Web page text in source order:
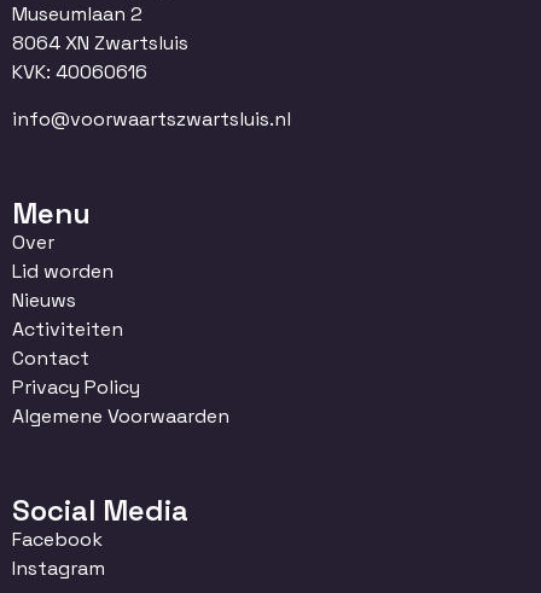
Museumlaan 2
8064 XN Zwartsluis
KVK: 40060616
info@voorwaartszwartsluis.nl
Menu
Over
Lid worden
Nieuws
Activiteiten
Contact
Privacy Policy
Algemene Voorwaarden
Social Media
Facebook
Instagram